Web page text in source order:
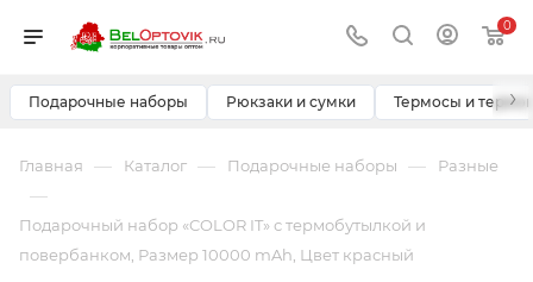
0
Подарочные наборы Рюкзаки и сумки Термосы и ›
Главная — Каталог — Подарочные наборы — Разные
—
Подарочный набор «COLOR IT» с термобутылкой и
повербанком, Размер 10000 mAh, Цвет красный